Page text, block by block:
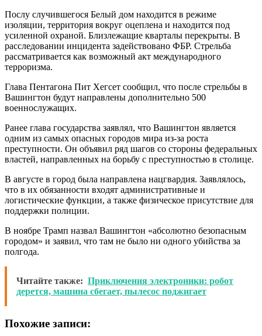
Послу случившегося Белый дом находится в режиме
изоляции, территория вокруг оцеплена и находится под
усиленной охраной. Близлежащие кварталы перекрыты. В
расследовании инцидента задействовано ФБР. Стрельба
рассматривается как возможный акт международного
терроризма.
Глава Пентагона Пит Хегсет сообщил, что после стрельбы в
Вашингтон будут направлены дополнительно 500
военнослужащих.
Ранее глава государства заявлял, что Вашингтон является
одним из самых опасных городов мира из-за роста
преступности. Он объявил ряд шагов со стороны федеральных
властей, направленных на борьбу с преступностью в столице.
В августе в город была направлена нацгвардия. Заявлялось,
что в их обязанности входят административные и
логистические функции, а также физическое присутствие для
поддержки полиции.
В ноябре Трамп назвал Вашингтон «абсолютно безопасным
городом» и заявил, что там не было ни одного убийства за
полгода.
Читайте также: Приключения электроники: робот
дерется, машина сбегает, пылесос поджигает
Похожие записи: